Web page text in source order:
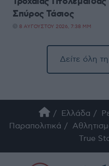
Σπύρος Τάσιος
8 ΑΥΓΟΎΣΤΟΥ 2026, 7:38 ΜΜ
Δείτε όλη
Ελλάδα
Παραπολιτικά
True